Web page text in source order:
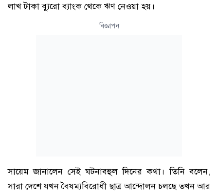
লাখ টাকা ব্যুরো ব্যাংক থেকে ঋণ নেওয়া হয়।
বিজ্ঞাপন
সায়েম জানালেন সেই ঘটনাবহুল দিনের কথা। তিনি বলেন,
সারা দেশে যখন বৈষম্যবিরোধী ছাত্র আন্দোলন চলছে তখন আর